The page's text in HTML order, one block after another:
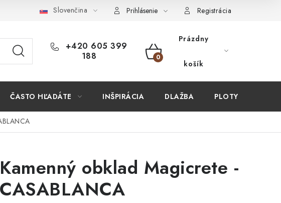
PREČO KÚPIŤ U NÁS? VIRTUÁLNA PREHLIADKA Obchodné
Slovenčina Prihlásenie Registrácia
+420 605 399
188
NÁKUPNÝ
Prázdny
košík
ČASTO HĽADÁTE INŠPIRÁCIA DLAŽBA PLOTY
Kamenný obklad Magicrete -
CASABLANCA